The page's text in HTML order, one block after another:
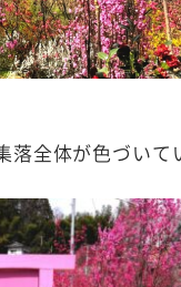
全体が色づいて